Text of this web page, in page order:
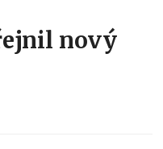
nový